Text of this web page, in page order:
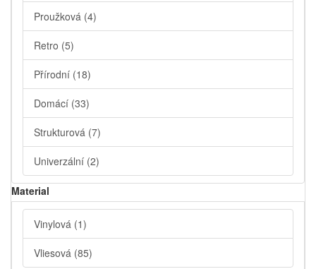
Proužková (4)
Retro (5)
Přírodní (18)
Domácí (33)
Strukturová (7)
Univerzální (2)
Material
Vinylová (1)
Vliesová (85)